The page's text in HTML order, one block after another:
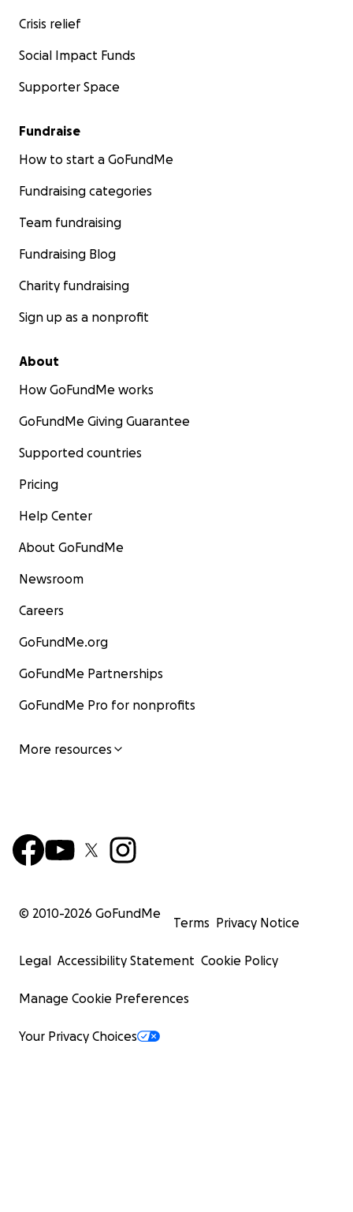
Crisis relief
Social Impact Funds
Supporter Space
Fundraise
How to start a GoFundMe
Fundraising categories
Team fundraising
Fundraising Blog
Charity fundraising
Sign up as a nonprofit
About
How GoFundMe works
GoFundMe Giving Guarantee
Supported countries
Pricing
Help Center
About GoFundMe
Newsroom
Careers
GoFundMe.org
GoFundMe Partnerships
GoFundMe Pro for nonprofits
More resources
© 2010-2026 GoFundMe
Terms Privacy Notice
Legal Accessibility Statement Cookie Policy
Manage Cookie Preferences
Your Privacy Choices